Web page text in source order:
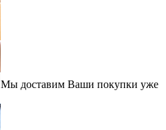
Мы доставим Ваши покупки уже